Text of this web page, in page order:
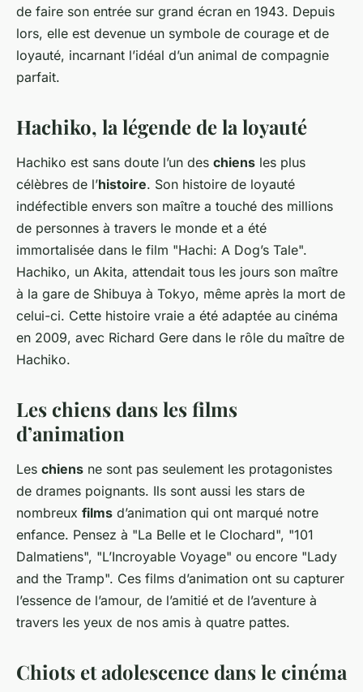
de faire son entrée sur grand écran en 1943. Depuis
lors, elle est devenue un symbole de courage et de
loyauté, incarnant l’idéal d’un animal de compagnie
parfait.
Hachiko, la légende de la loyauté
Hachiko est sans doute l’un des chiens les plus
célèbres de l’histoire. Son histoire de loyauté
indéfectible envers son maître a touché des millions
de personnes à travers le monde et a été
immortalisée dans le film "Hachi: A Dog’s Tale".
Hachiko, un Akita, attendait tous les jours son maître
à la gare de Shibuya à Tokyo, même après la mort de
celui-ci. Cette histoire vraie a été adaptée au cinéma
en 2009, avec Richard Gere dans le rôle du maître de
Hachiko.
Les chiens dans les films
d’animation
Les chiens ne sont pas seulement les protagonistes
de drames poignants. Ils sont aussi les stars de
nombreux films d’animation qui ont marqué notre
enfance. Pensez à "La Belle et le Clochard", "101
Dalmatiens", "L’Incroyable Voyage" ou encore "Lady
and the Tramp". Ces films d’animation ont su capturer
l’essence de l’amour, de l’amitié et de l’aventure à
travers les yeux de nos amis à quatre pattes.
Chiots et adolescence dans le cinéma